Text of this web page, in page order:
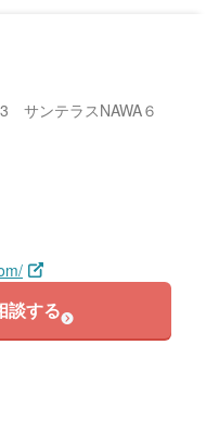
サンテラスNAWA６
談する